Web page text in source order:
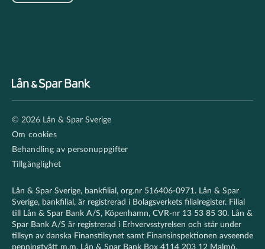
secondary
© 2026 Lån & Spar Sverige
Om cookies
Behandling av personuppgifter
Tillgänglighet
Lån & Spar Sverige, bankfilial, org.nr 516406-0971. Lån & Spar
Sverige, bankfilial, är registrerad i Bolagsverkets filialregister. Filial
till Lån & Spar Bank A/S, Köpenhamn, CVR-nr 13 53 85 30. Lån &
Spar Bank A/S är registrerad i Erhvervsstyrelsen och står under
tillsyn av danska Finanstilsynet samt Finansinspektionen avseende
penningtvätt m.m. Lån & Spar Bank Box 4114 203 12 Malmö.